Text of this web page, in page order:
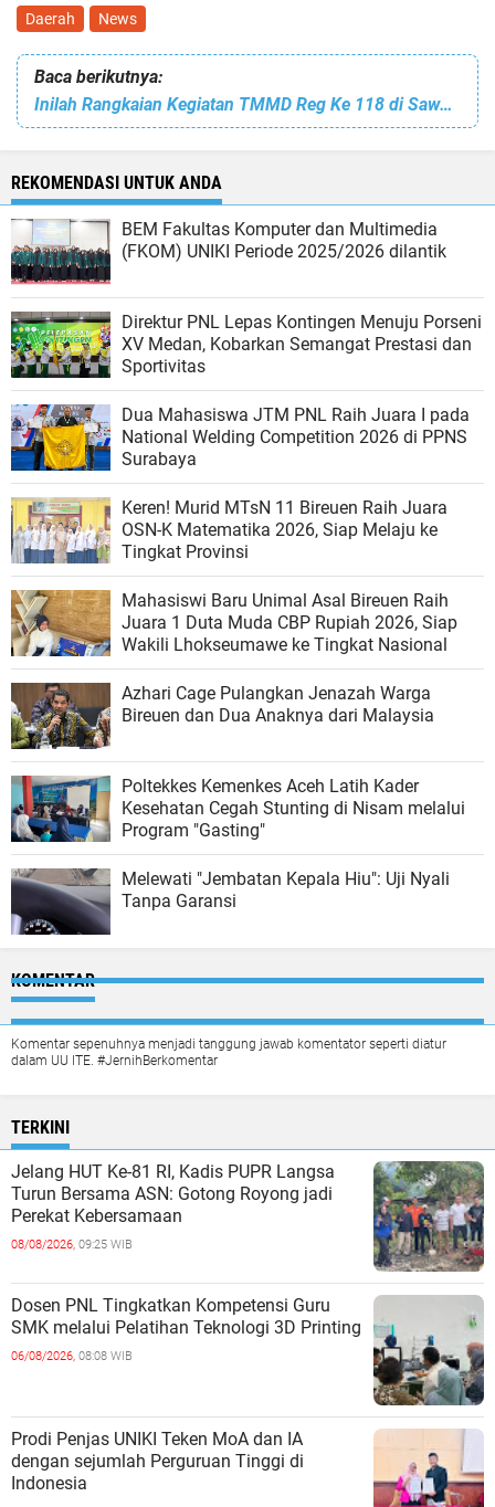
Daerah News
Baca berikutnya:
Inilah Rangkaian Kegiatan TMMD Reg Ke 118 di Sawang
REKOMENDASI UNTUK ANDA
BEM Fakultas Komputer dan Multimedia
(FKOM) UNIKI Periode 2025/2026 dilantik
Direktur PNL Lepas Kontingen Menuju Porseni
XV Medan, Kobarkan Semangat Prestasi dan
Sportivitas
Dua Mahasiswa JTM PNL Raih Juara I pada
National Welding Competition 2026 di PPNS
Surabaya
Keren! Murid MTsN 11 Bireuen Raih Juara
OSN-K Matematika 2026, Siap Melaju ke
Tingkat Provinsi
Mahasiswi Baru Unimal Asal Bireuen Raih
Juara 1 Duta Muda CBP Rupiah 2026, Siap
Wakili Lhokseumawe ke Tingkat Nasional
Azhari Cage Pulangkan Jenazah Warga
Bireuen dan Dua Anaknya dari Malaysia
Poltekkes Kemenkes Aceh Latih Kader
Kesehatan Cegah Stunting di Nisam melalui
Program "Gasting"
Melewati "Jembatan Kepala Hiu": Uji Nyali
Tanpa Garansi
KOMENTAR
Komentar sepenuhnya menjadi tanggung jawab komentator seperti diatur
dalam UU ITE. #JernihBerkomentar
TERKINI
Jelang HUT Ke-81 RI, Kadis PUPR Langsa
Turun Bersama ASN: Gotong Royong jadi
Perekat Kebersamaan
08/08/2026, 09:25 WIB
Dosen PNL Tingkatkan Kompetensi Guru
SMK melalui Pelatihan Teknologi 3D Printing
06/08/2026, 08:08 WIB
Prodi Penjas UNIKI Teken MoA dan IA
dengan sejumlah Perguruan Tinggi di
Indonesia